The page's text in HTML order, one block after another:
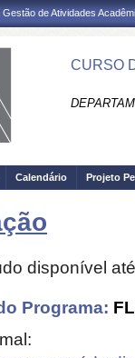
de Atividades
CURSO
Calendário Projeto
disponível
Programa: